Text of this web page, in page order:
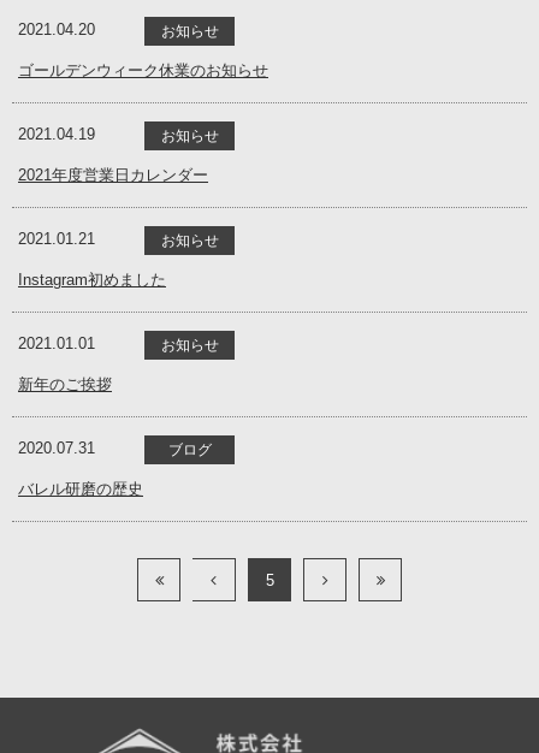
2021.04.20 お知らせ
ゴールデンウィーク休業のお知らせ
2021.04.19 お知らせ
2021年度営業日カレンダー
2021.01.21 お知らせ
Instagram初めました
2021.01.01 お知らせ
新年のご挨拶
2020.07.31 ブログ
バレル研磨の歴史
5